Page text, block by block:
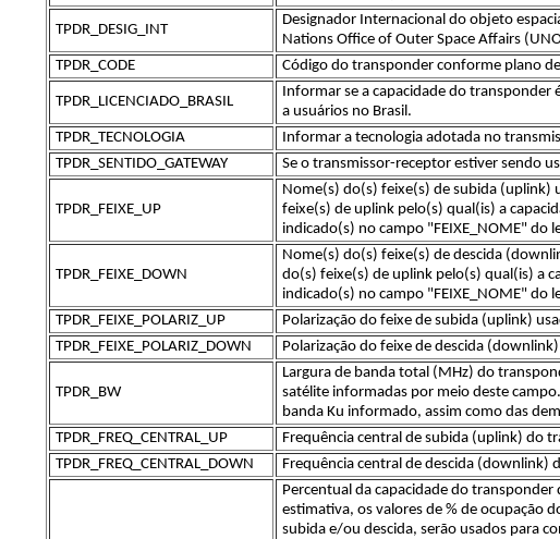
TPDR_DESIG_INT
Designador Internacional do objeto
Nations Office of Outer Space Affairs
TPDR_CODE
Código do transponder conforme plano
TPDR_LICENCIADO_BRASIL
Informar se a capacidade do
a usuários no Brasil.
TPDR_TECNOLOGIA
Informar a tecnologia adotada no
TPDR_SENTIDO_GATEWAY
Se o transmissor-receptor estiver sendo
TPDR_FEIXE_UP
Nome(s) do(s) feixe(s) de subida (uplink)
feixe(s) de uplink pelo(s) qual(is) a
indicado(s) no campo "FEIXE_NOME" do
TPDR_FEIXE_DOWN
Nome(s) do(s) feixe(s) de descida
do(s) feixe(s) de uplink pelo(s) qual(is) a
indicado(s) no campo "FEIXE_NOME" do
TPDR_FEIXE_POLARIZ_UP
Polarização do feixe de subida (uplink)
TPDR_FEIXE_POLARIZ_DOWN
Polarização do feixe de descida
TPDR_BW
Largura de banda total (MHz) do
satélite informadas por meio deste
banda Ku informado, assim como das
TPDR_FREQ_CENTRAL_UP
Frequência central de subida (uplink) do
TPDR_FREQ_CENTRAL_DOWN
Frequência central de descida (downlink)
Percentual da capacidade do
estimativa, os valores de % de ocupação
subida e/ou descida, serão usados para